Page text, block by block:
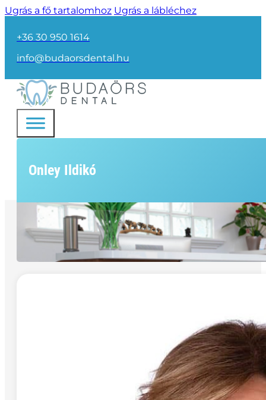
Ugrás a fő tartalomhoz Ugrás a lábléchez
+36 30 950 1614
info@budaorsdental.hu
Onley Ildikó